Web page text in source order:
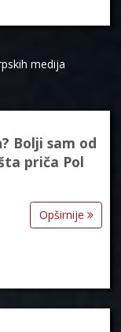
medija
Bolji sam od
priča Pol
Opširnije